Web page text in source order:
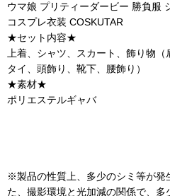
ウマ娘 プリティーダービー 勝負服
コスプレ衣装 COSKUTAR
★セット内容★
上着、シャツ、スカート、飾り物
タイ、頭飾り、靴下、腰飾り）
★素材★
ポリエステルギャバ
※製品の性質上、多少のシミ等が発
た、撮影環境と光加減の関係で、多